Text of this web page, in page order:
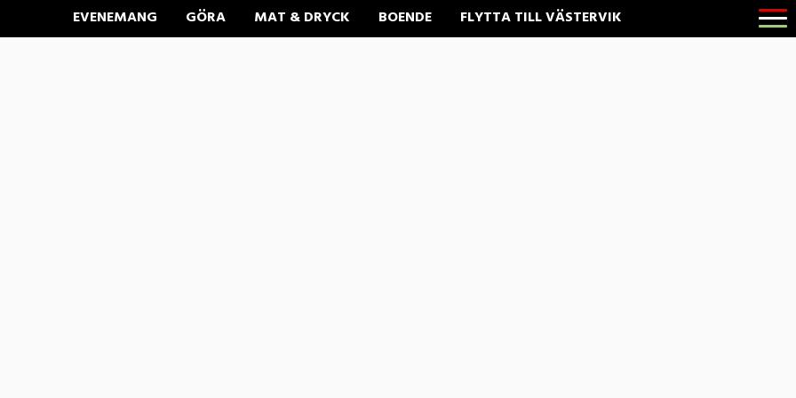
Öppna
menyn
EVENEMANG GÖRA MAT & DRYCK BOENDE FLYTTA TILL VÄSTERVIK